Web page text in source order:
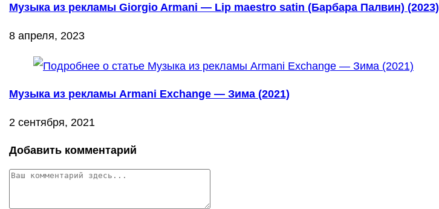
Музыка из рекламы Giorgio Armani — Lip maestro satin (Барбара Палвин) (2023)
8 апреля, 2023
Музыка из рекламы Armani Exchange — Зима (2021)
2 сентября, 2021
Добавить комментарий
Комментарий